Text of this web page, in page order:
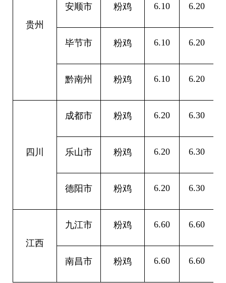
贵州
安顺市 粉鸡 6.10 6.20
毕节市 粉鸡 6.10 6.20
黔南州 粉鸡 6.10 6.20
四川
成都市 粉鸡 6.20 6.30
乐山市 粉鸡 6.20 6.30
德阳市 粉鸡 6.20 6.30
江西
九江市 粉鸡 6.60 6.60
南昌市 粉鸡 6.60 6.60